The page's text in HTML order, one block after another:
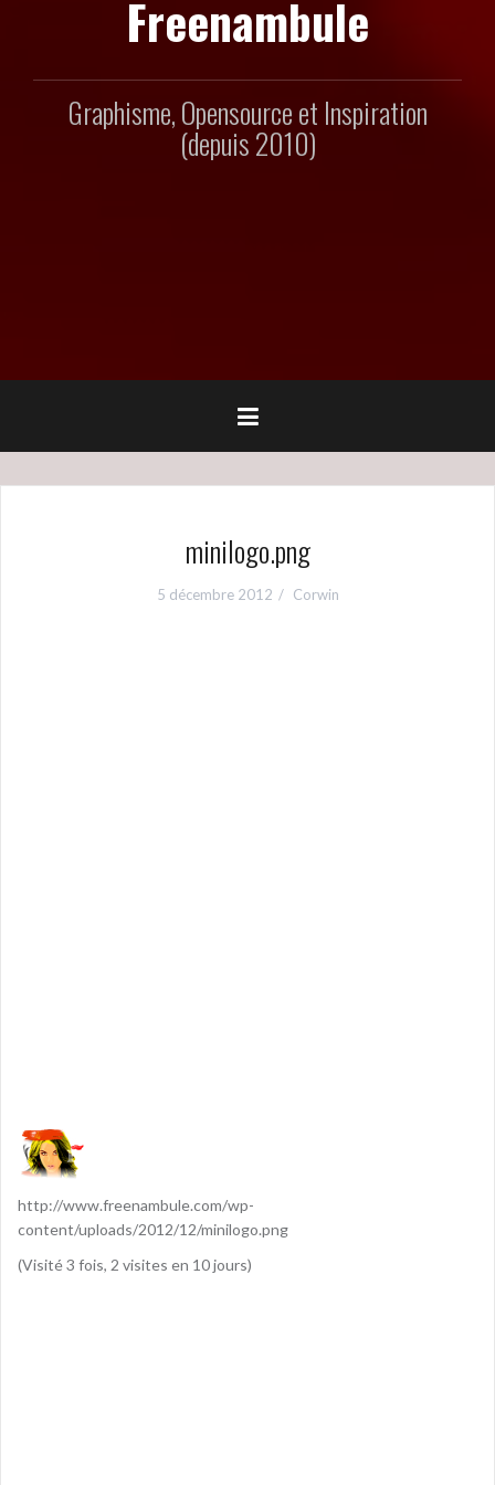
Freenambule
Graphisme, Opensource et Inspiration
(depuis 2010)
minilogo.png
5 décembre 2012 Corwin
http://www.freenambule.com/wp-
content/uploads/2012/12/minilogo.png
(Visité 3 fois, 2 visites en 10 jours)